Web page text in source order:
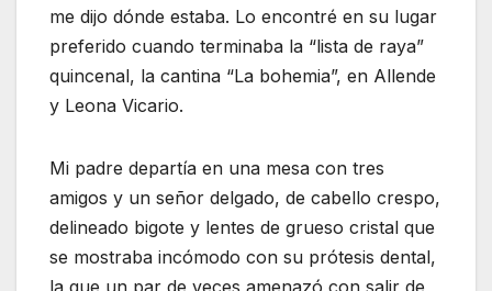
me dijo dónde estaba. Lo encontré en su lugar
preferido cuando terminaba la “lista de raya”
quincenal, la cantina “La bohemia”, en Allende
y Leona Vicario.
Mi padre departía en una mesa con tres
amigos y un señor delgado, de cabello crespo,
delineado bigote y lentes de grueso cristal que
se mostraba incómodo con su prótesis dental,